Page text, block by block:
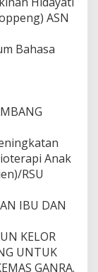
ASN
Bahasa
Anak
RSU
IBU DAN
KELOR
UNTUK
GANRA.